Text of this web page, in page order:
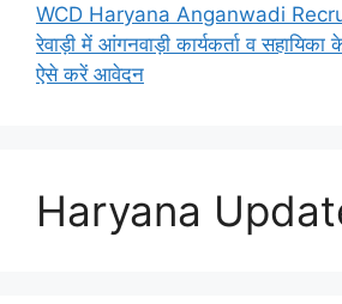
WCD Haryana Anganwadi
रेवाड़ी में आंगनवाड़ी कार्यकर्ता व सहायिका
ऐसे करें आवेदन
Haryana